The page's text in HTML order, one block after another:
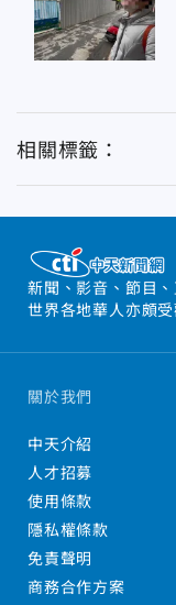
相關標籤：
新聞、影音、節目
世界各地華人亦頗
關於我們
中天介紹
人才招募
使用條款
隱私權條款
免責聲明
商務合作方案